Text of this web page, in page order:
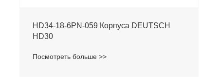
HD34-18-6PN-059 Корпуса DEUTSCH
HD30
Посмотреть больше >>